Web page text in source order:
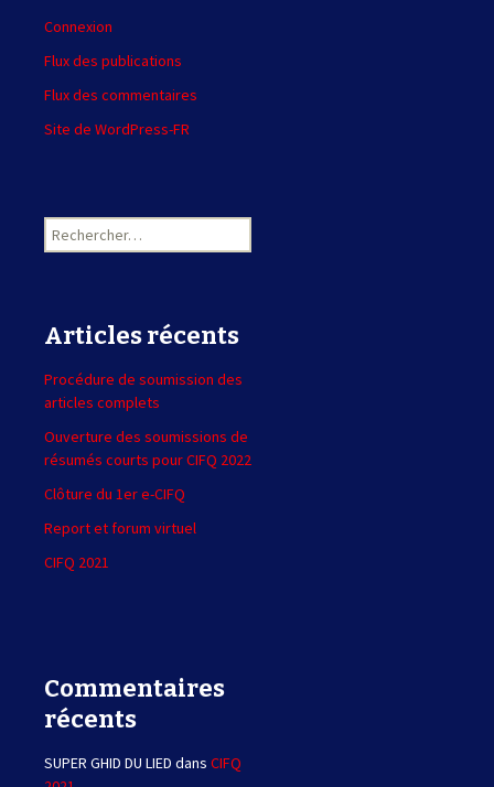
Connexion
Flux des publications
Flux des commentaires
Site de WordPress-FR
R
e
r
h
e
r
Articles récents
Procédure de soumission des
articles complets
Ouverture des soumissions de
résumés courts pour CIFQ 2022
Clôture du 1er e-CIFQ
Report et forum virtuel
CIFQ 2021
Commentaires
récents
SUPER GHID DU LIED dans CIFQ